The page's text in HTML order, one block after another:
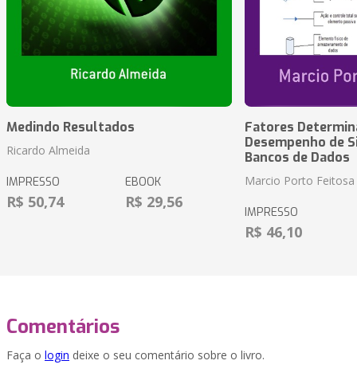
Medindo Resultados
Ricardo Almeida
IMPRESSO
R$ 50,74
EBOOK
R$ 29,56
Fatores
Desempenho de
Bancos de Dados
Marcio Porto Feitosa
IMPRESSO
R$ 46,10
Comentários
Faça o login deixe o seu comentário sobre o livro.